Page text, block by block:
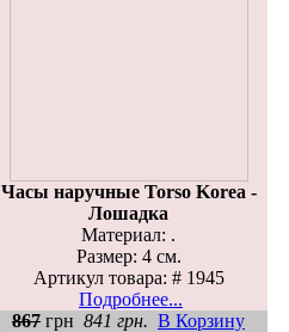
Часы наручные Torso Korea -
Лошадка
Материал: .
Размер: 4 см.
Артикул товара: # 1945
Подробнее...
867 грн 841 грн. В Корзину